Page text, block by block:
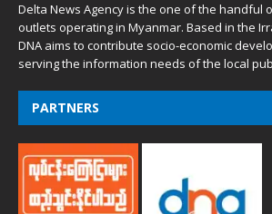
Delta News Agency is the one of the handful
outlets operating in Myanmar. Based in the
DNA aims to contribute socio-economic
serving the information needs of the local
PARTNERS